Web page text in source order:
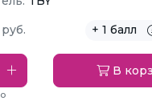
руб. + 1 балл
В